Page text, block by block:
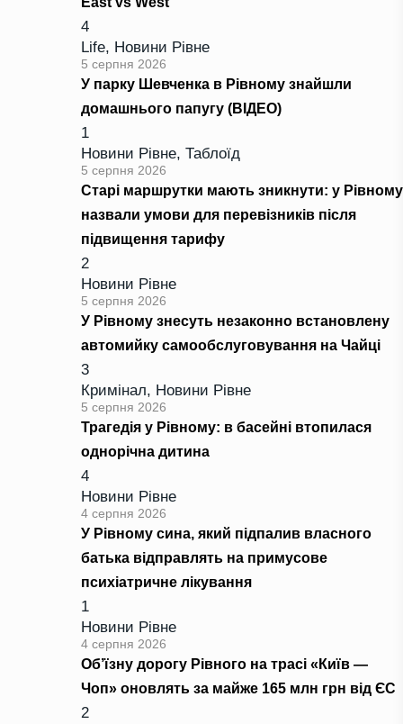
4
Life, Новини Рівне
5 серпня 2026
У парку Шевченка в Рівному знайшли
домашнього папугу (ВІДЕО)
1
Новини Рівне, Таблоїд
5 серпня 2026
Старі маршрутки мають зникнути: у Рівному
назвали умови для перевізників після
підвищення тарифу
2
Новини Рівне
5 серпня 2026
У Рівному знесуть незаконно встановлену
автомийку самообслуговування на Чайці
3
Кримінал, Новини Рівне
5 серпня 2026
Трагедія у Рівному: в басейні втопилася
однорічна дитина
4
Новини Рівне
4 серпня 2026
У Рівному сина, який підпалив власного
батька відправлять на примусове
психіатричне лікування
1
Новини Рівне
4 серпня 2026
Об’їзну дорогу Рівного на трасі «Київ —
Чоп» оновлять за майже 165 млн грн від ЄС
2